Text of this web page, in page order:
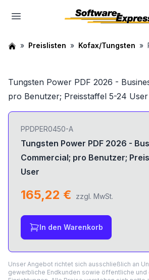
Preislisten Kofax/Tungsten
Tungsten Power PDF 2026 -
pro Benutzer; Preisstaffel 5-24 User
PPDPER0450-A
Tungsten Power PDF 2026 -
Commercial; pro Benutzer;
User
165,22 € zzgl. MwSt.
In den Warenkorb
Unser Angebot richtet sich ausschließlich an
gewerbliche Endkunden sowie öffentliche und